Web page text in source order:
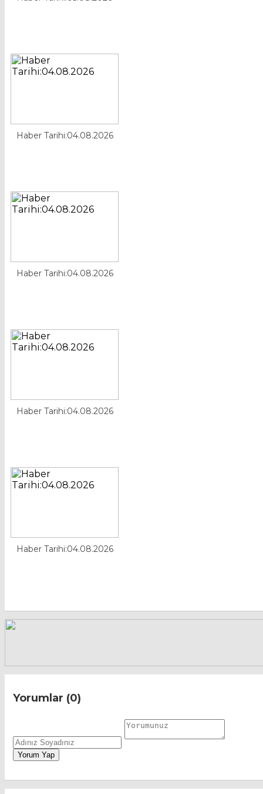
Haber Tarihi:04.08.2026
Haber Tarihi:04.08.2026
Haber Tarihi:04.08.2026
Haber Tarihi:04.08.2026
Yorumlar (0)